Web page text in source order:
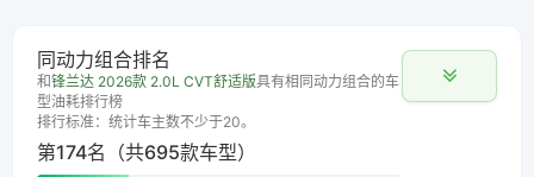
同动力组合排名
和锋兰达 2026款 2.0L CVT舒适版具有相同动力组合的车
型油耗排行榜
排行标准：统计车主数不少于20。
第174名（共695款车型）